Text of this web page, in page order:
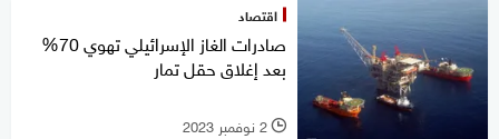
اقتصاد
صادرات الغاز الإسرائيلي تهوي 70%
بعد إغلاق حقل تمار
l 2 نوفمبر 2023